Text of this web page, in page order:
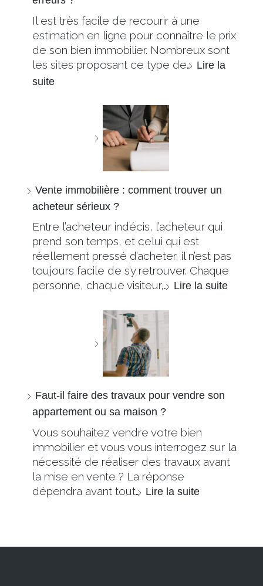
Il est très facile de recourir à une
estimation en ligne pour connaître le prix
de son bien immobilier. Nombreux sont
les sites proposant ce type de… Lire la
suite
Vente immobilière : comment trouver un
acheteur sérieux ?
Entre l’acheteur indécis, l’acheteur qui
prend son temps, et celui qui est
réellement pressé d’acheter, il n’est pas
toujours facile de s’y retrouver. Chaque
personne, chaque visiteur,… Lire la suite
Faut-il faire des travaux pour vendre son
appartement ou sa maison ?
Vous souhaitez vendre votre bien
immobilier et vous vous interrogez sur la
nécessité de réaliser des travaux avant
la mise en vente ? La réponse
dépendra avant tout… Lire la suite